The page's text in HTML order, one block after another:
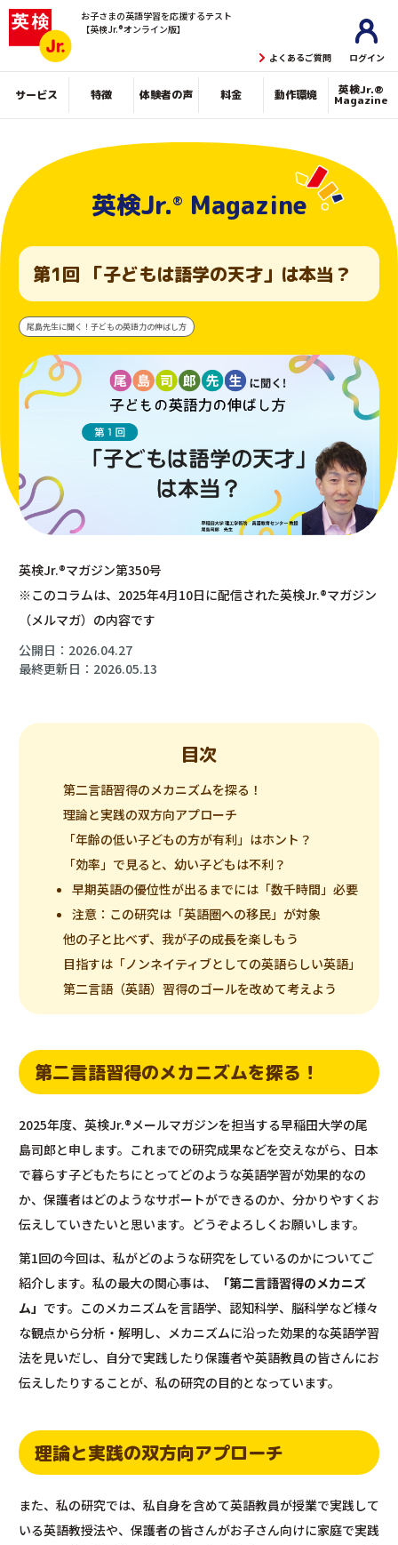
お子さまの英語学習を応援するテスト
【英検Jr.®オンライン版】
よくあるご質問 ログイン
個人のご利用
ログイン
グループのご利用
ログイン
サービス 特徴 体験者の声 料金 動作環境 英検Jr.®
Magazine
英検Jr.®︎ Magazine
第1回 「子どもは語学の天才」は本当？
尾島先生に聞く！子どもの英語力の伸ばし方
英検Jr.®︎マガジン第350号
※このコラムは、2025年4月10日に配信された英検Jr.®︎マガジン
（メルマガ）の内容です
公開日：2026.04.27
最終更新日：2026.05.13
目次
第二言語習得のメカニズムを探る！
理論と実践の双方向アプローチ
「年齢の低い子どもの方が有利」はホント？
「効率」で見ると、幼い子どもは不利？
早期英語の優位性が出るまでには「数千時間」必要
注意：この研究は「英語圏への移民」が対象
他の子と比べず、我が子の成長を楽しもう
目指すは「ノンネイティブとしての英語らしい英語」
第二言語（英語）習得のゴールを改めて考えよう
第二言語習得のメカニズムを探る！
2025年度、英検Jr.®メールマガジンを担当する早稲田大学の尾
島司郎と申します。これまでの研究成果などを交えながら、日本
で暮らす子どもたちにとってどのような英語学習が効果的なの
か、保護者はどのようなサポートができるのか、分かりやすくお
伝えしていきたいと思います。どうぞよろしくお願いします。
第1回の今回は、私がどのような研究をしているのかについてご
紹介します。私の最大の関心事は、
「第二言語習得のメカニズ
ム」 です。このメカニズムを言語学、認知科学、脳科学など様々
な観点から分析・解明し、メカニズムに沿った効果的な英語学習
法を見いだし、自分で実践したり保護者や英語教員の皆さんにお
伝えしたりすることが、私の研究の目的となっています。
理論と実践の双方向アプローチ
また、私の研究では、私自身を含めて英語教員が授業で実践して
いる英語教授法や、保護者の皆さんがお子さん向けに家庭で実践